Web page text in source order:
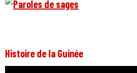
Histoire de la Guinée